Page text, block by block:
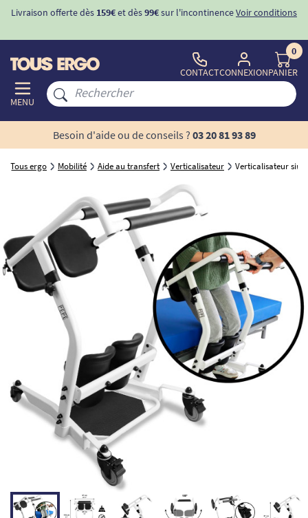
Livraison offerte dès 159€et dès99€sur l'incontinenceVoir conditions
MENU
CONTACTCONNEXION
0
PANIER
Besoin d'aide ou de conseils ? 03 20 81 93 89
Tous ergo Mobilité Aide au transfert Verticalisateur Verticalisateur